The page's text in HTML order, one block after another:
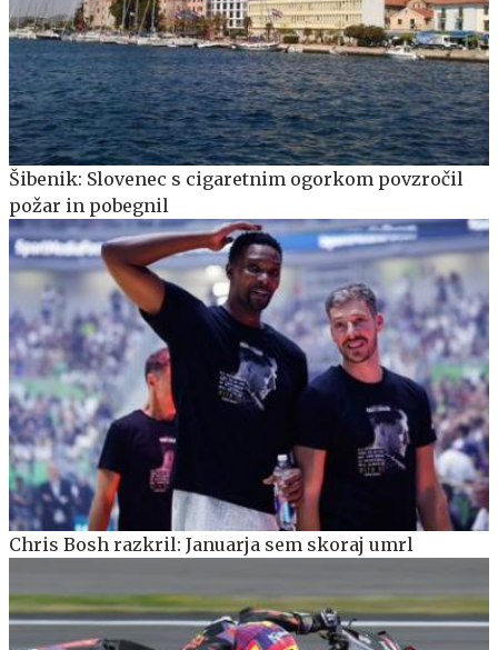
Šibenik: Slovenec s cigaretnim ogorkom povzročil
požar in pobegnil
Chris Bosh razkril: Januarja sem skoraj umrl